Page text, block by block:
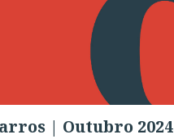
| Outubro 2024